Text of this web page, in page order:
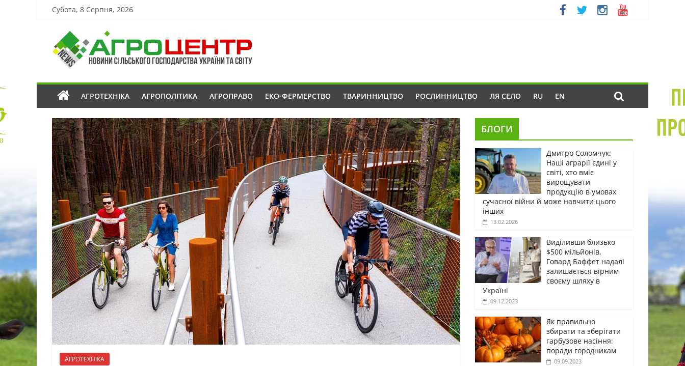
Субота, 8 Серпня, 2026
АГРОТЕХНІКА АГРОПОЛІТИКА АГРОПРАВО ЕКО-ФЕРМЕРСТВО ТВАРИННИЦТВО РОСЛИННИЦТВО ЛЯ СЕЛО RU EN
АГРОТЕХНІКА
БЛОГИ
Дмитро Соломчук:
Наші аграрії єдині у
світі, хто вміє
вирощувати
продукцію в умовах
сучасної війни й може навчити цього
інших
13.02.2026
Виділивши близько
$500 мільйонів,
Говард Баффет надалі
залишається вірним
своєму шляху в
Україні
09.12.2023
Як правильно
збирати та зберігати
гарбузове насіння:
поради городникам
09.09.2023